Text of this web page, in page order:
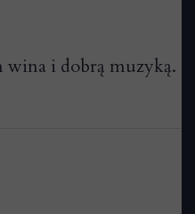
wina i dobrą muzyką.